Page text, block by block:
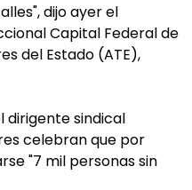
dijo ayer el
Capital Federal de
del Estado (ATE),
dirigente sindical
celebran que por
"7 mil personas sin